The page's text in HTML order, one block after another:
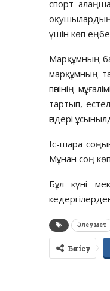
спорт
үшін көп
Марқұмның
марқұмның
пәнінің
тартып,
әндері
Іс-шара
Мұнан соң
Бұл күні
Әлеумет
Бөлісу